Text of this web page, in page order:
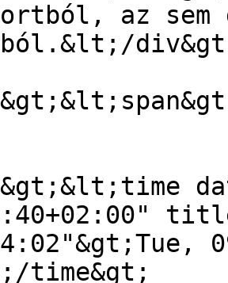
az
time&gt;